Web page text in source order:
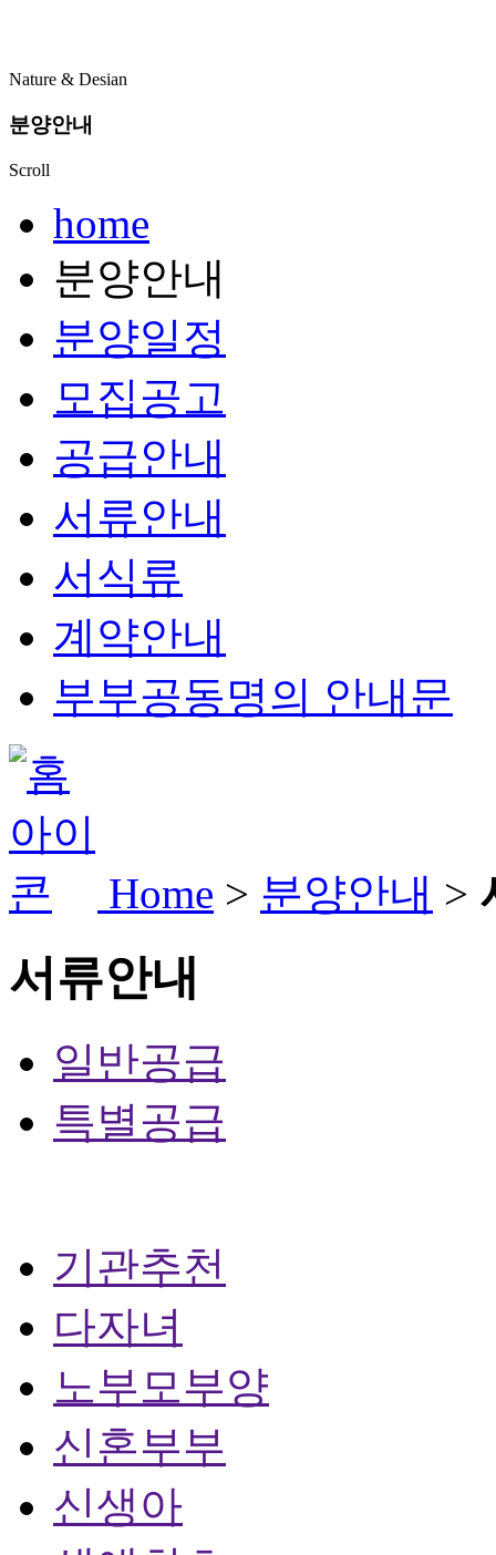
Nature & Desian
분양안내
Scroll
home
분양안내
분양일정
모집공고
공급안내
서류안내
서식류
계약안내
부부공동명의 안내문
Home > 분양안내 >
서류안내
일반공급
특별공급
기관추천
다자녀
노부모부양
신혼부부
신생아